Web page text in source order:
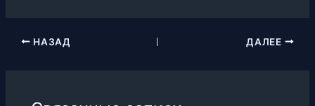
НАЗАД ДАЛЕЕ